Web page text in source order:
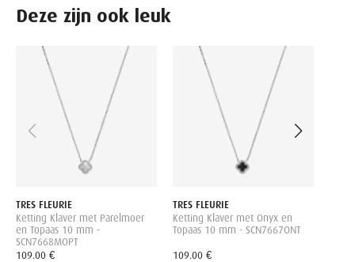
Deze zijn ook leuk
TRES FLEURIE
Ketting Klaver met Parelmoer
en Topaas 10 mm -
SCN7668MOPT
109.00 €
TRES FLEURIE
Ketting Klaver met Onyx en
Topaas 10 mm - SCN7667ONT
109.00 €